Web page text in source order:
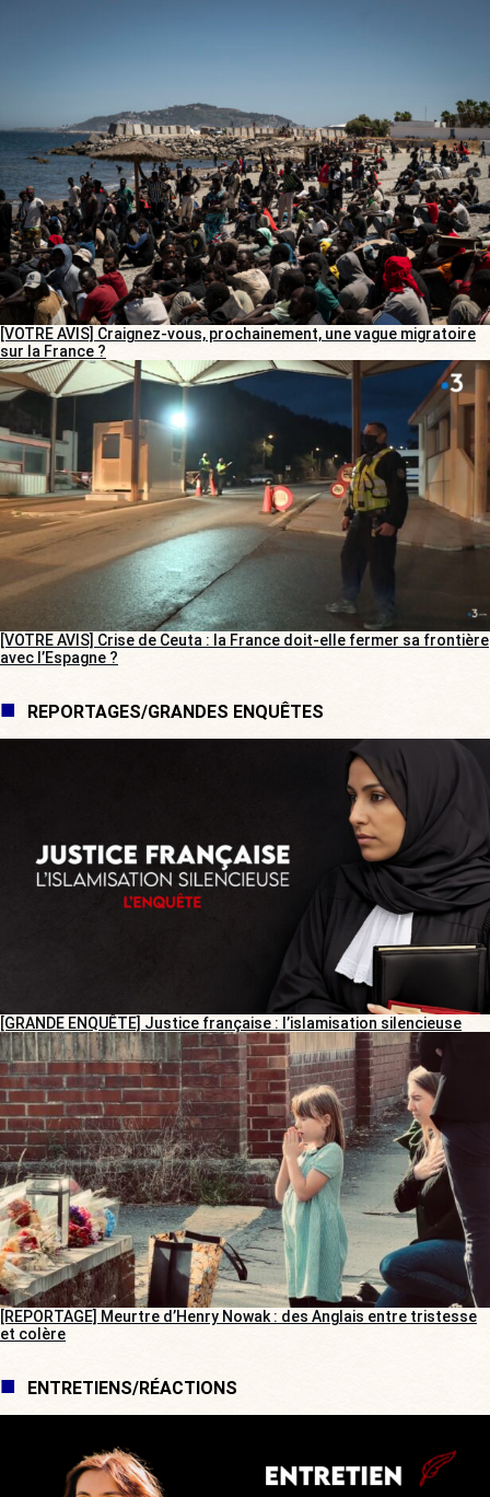
[VOTRE AVIS] Craignez-vous, prochainement, une vague migratoire
sur la France ?
[VOTRE AVIS] Crise de Ceuta : la France doit-elle fermer sa frontière
avec l’Espagne ?
REPORTAGES/GRANDES ENQUÊTES
[GRANDE ENQUÊTE] Justice française : l’islamisation silencieuse
[REPORTAGE] Meurtre d’Henry Nowak : des Anglais entre tristesse
et colère
ENTRETIENS/RÉACTIONS